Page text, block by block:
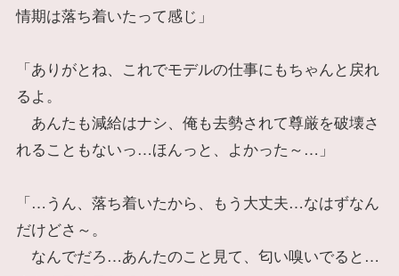
情期は落ち着いたって感じ」
「ありがとね、これでモデルの仕事にもちゃんと戻れ
るよ。
あんたも減給はナシ、俺も去勢されて尊厳を破壊さ
れることもないっ…ほんっと、よかった～…」
「…うん、落ち着いたから、もう大丈夫…なはずなん
だけどさ～。
なんでだろ…あんたのこと見て、匂い嗅いでると…